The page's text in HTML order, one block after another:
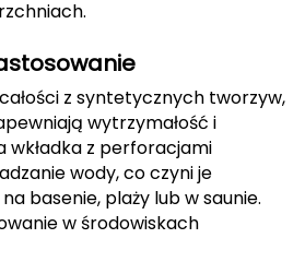
z syntetycznych tworzyw,
wytrzymałość i
wkładka z perforacjami
wody, co czyni je
basenie, plaży lub w saunie.
w środowiskach